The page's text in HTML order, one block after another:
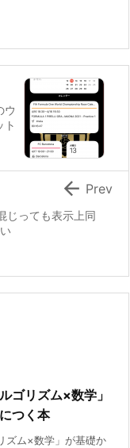
ウ
ト
じっても表示上同
 Prev
ゴリズム×数学」
つく本
ズム×数学」が基礎か